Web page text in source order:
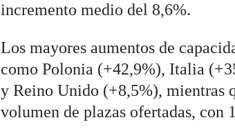
incremento medio del 8,6%.
Los mayores aumentos de
como Polonia (+42,9%), Italia
y Reino Unido (+8,5%), mientras
volumen de plazas ofertadas, con